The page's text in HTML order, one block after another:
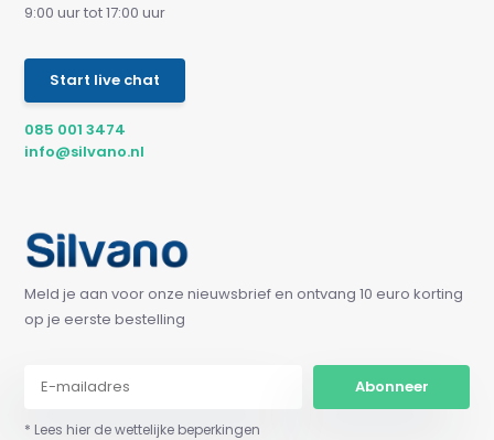
9:00 uur tot 17:00 uur
Start live chat
085 001 3474
info@silvano.nl
Meld je aan voor onze nieuwsbrief en ontvang 10 euro korting
op je eerste bestelling
Abonneer
* Lees hier de wettelijke beperkingen